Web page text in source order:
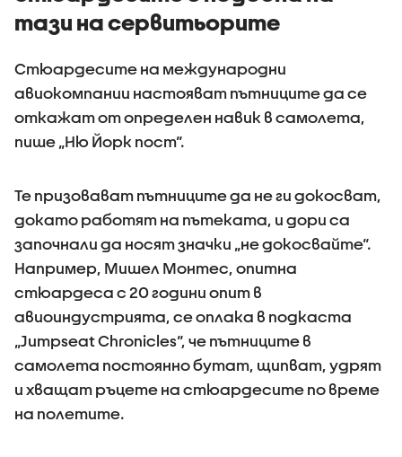
тази на сервитьорите
Стюардесите на международни
авиокомпании настояват пътниците да се
откажат от определен навик в самолета,
пише „Ню Йорк пост“.
Те призовават пътниците да не ги докосват,
докато работят на пътеката, и дори са
започнали да носят значки „не докосвайте“.
Например, Мишел Монтес, опитна
стюардеса с 20 години опит в
авиоиндустрията, се оплака в подкаста
„Jumpseat Chronicles“, че пътниците в
самолета постоянно бутат, щипват, удрят
и хващат ръцете на стюардесите по време
на полетите.